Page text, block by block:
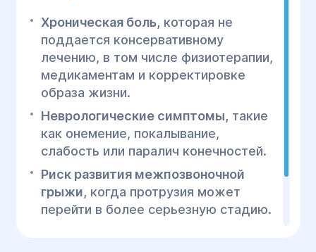
Хроническая боль, которая не
поддается консервативному
лечению, в том числе физиотерапии,
медикаментам и корректировке
образа жизни.
Неврологические симптомы, такие
как онемение, покалывание,
слабость или паралич конечностей.
Риск развития межпозвоночной
грыжи, когда протрузия может
перейти в более серьезную стадию.